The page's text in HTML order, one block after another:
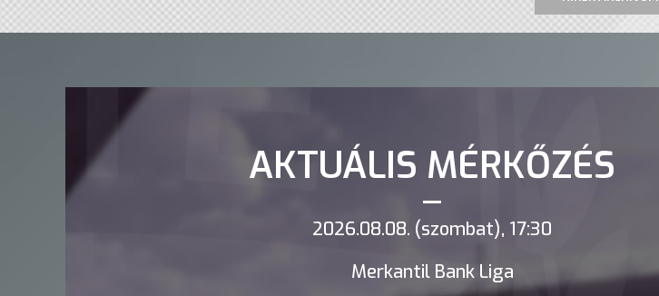
AKTUÁLIS MÉRKŐZÉS
2026.08.08. (szombat), 17:30
Merkantil Bank Liga